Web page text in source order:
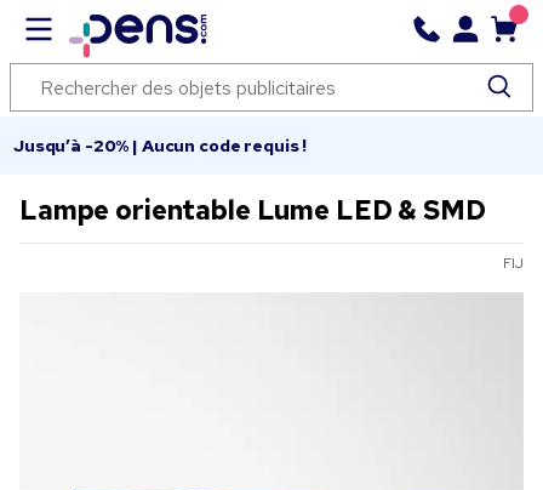
Jusqu’à -20% | Aucun code requis !
Lampe orientable Lume LED & SMD
FIJ